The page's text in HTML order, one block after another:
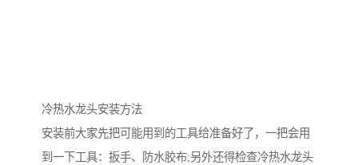
冷热水龙头安装方法
安装前大家先把可能用到的工具给准备好了，一把会用
到一下工具：扳手、防水胶布;另外还得检查冷热水龙头